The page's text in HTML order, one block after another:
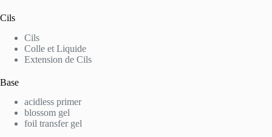
Cils
Cils
Colle et Liquide
Extension de Cils
Base
acidless primer
blossom gel
foil transfer gel